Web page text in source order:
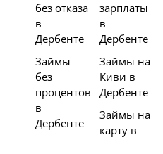
без отказа
в
Дербенте
Займы
без
процентов
в
Дербенте
зарплаты
в
Дербенте
Займы на
Киви в
Дербенте
Займы на
карту в